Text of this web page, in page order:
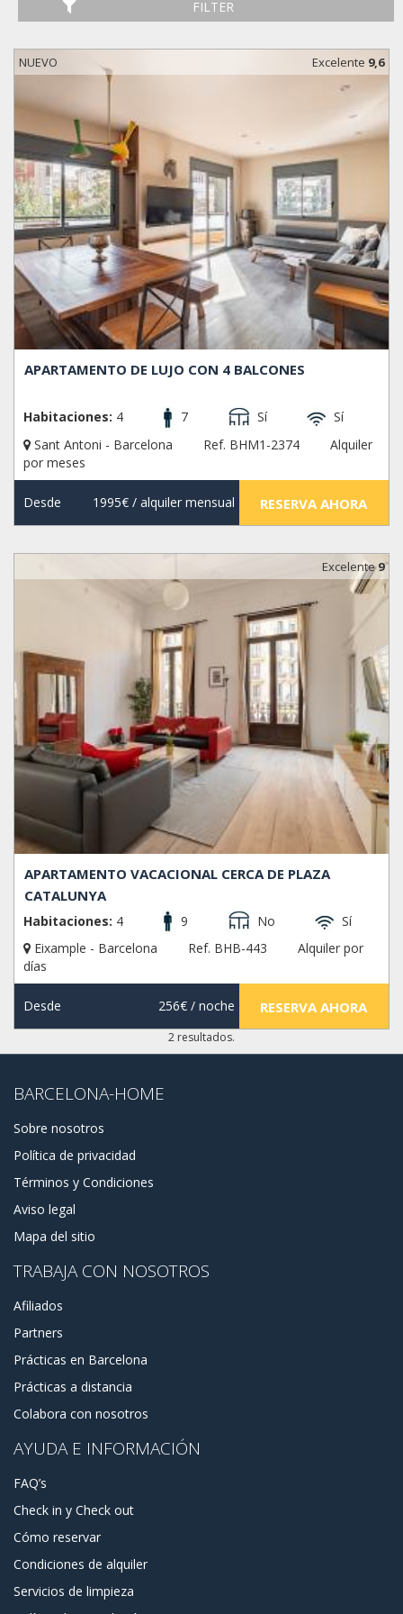
FILTER
NUEVO Excelente 9,6
APARTAMENTO DE LUJO CON 4 BALCONES
Habitaciones: 4 7 Sí
Sí
Sant Antoni - Barcelona
Ref. BHM1-2374
Alquiler
por meses
Desde 1995€/ alquiler mensual RESERVA AHORA
Excelente9
APARTAMENTO VACACIONAL CERCA DE PLAZA
CATALUNYA
Habitaciones: 4 9 No
Sí
Eixample - Barcelona
Ref. BHB-443
Alquiler por
días
Desde 256€/ noche RESERVA AHORA
2 resultados.
BARCELONA-HOME
Sobre nosotros
Política de privacidad
Términos y Condiciones
Aviso legal
Mapa del sitio
TRABAJA CON NOSOTROS
Afiliados
Partners
Prácticas en Barcelona
Prácticas a distancia
Colabora con nosotros
AYUDA E INFORMACIÓN
FAQ’s
Check in y Check out
Cómo reservar
Condiciones de alquiler
Servicios de limpieza